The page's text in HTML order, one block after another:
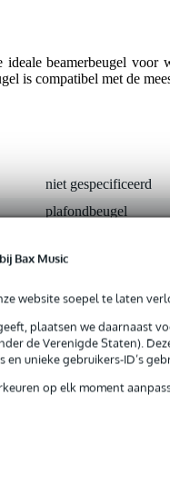
Bax Music
website soepel te laten
plaatsen we daarnaast
de Verenigde Staten).
en unieke gebruikers-ID’s
op elk moment
beamerbeugel voor
is compatibel met de
niet gespecificeerd
plafondbeugel
niet gespecificeerd
wit, zwart
4-punts bevestiging
verpakking
2,2 kg